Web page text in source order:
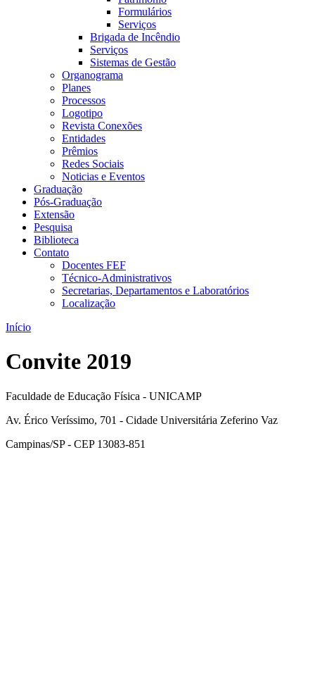
Formulários
Serviços
Brigada de Incêndio
Serviços
Sistemas de Gestão
Organograma
Planes
Processos
Logotipo
Revista Conexões
Entidades
Prêmios
Redes Sociais
Noticias e Eventos
Graduação
Pós-Graduação
Extensão
Pesquisa
Biblioteca
Contato
Docentes FEF
Técnico-Administrativos
Secretarias, Departamentos e Laboratórios
Localização
Início
Convite 2019
Faculdade de Educação Física - UNICAMP
Av. Érico Veríssimo, 701 - Cidade Universitária Zeferino Vaz
Campinas/SP - CEP 13083-851